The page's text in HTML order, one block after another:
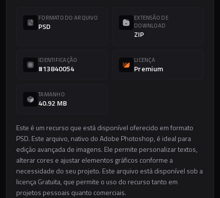
FORMATO DO ARQUIVO
PSD
EXTENSÃO DE
DOWNLOAD
ZIP
IDENTIFICAÇÃO
#13840054
LICENÇA
Premium
TAMANHO
40.92 MB
Este é um recurso que está disponível oferecido em formato
PSD. Este arquivo, nativo do Adobe Photoshop, é ideal para
edição avançada de imagens. Ele permite personalizar textos,
alterar cores e ajustar elementos gráficos conforme a
necessidade do seu projeto. Este arquivo está disponível sob a
licença Gratuita, que permite o uso do recurso tanto em
projetos pessoais quanto comerciais.